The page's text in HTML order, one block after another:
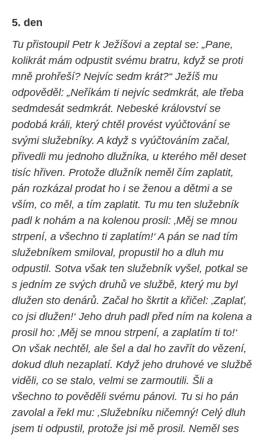
5. den
Tu přistoupil Petr k Ježíšovi a zeptal se: „Pane,
kolikrát mám odpustit svému bratru, když se proti
mně prohřeší? Nejvíc sedm krát?“ Ježíš mu
odpověděl: „Neříkám ti nejvíc sedmkrát, ale třeba
sedmdesát sedmkrát. Nebeské království se
podobá králi, který chtěl provést vyúčtování se
svými služebníky. A když s vyúčtováním začal,
přivedli mu jednoho dlužníka, u kterého měl deset
tisíc hřiven. Protože dlužník neměl čím zaplatit,
pán rozkázal prodat ho i se ženou a dětmi a se
vším, co měl, a tím zaplatit. Tu mu ten služebník
padl k nohám a na kolenou prosil: ‚Měj se mnou
strpení, a všechno ti zaplatím!‘ A pán se nad tím
služebníkem smiloval, propustil ho a dluh mu
odpustil. Sotva však ten služebník vyšel, potkal se
s jedním ze svých druhů ve službě, který mu byl
dlužen sto denárů. Začal ho škrtit a křičel: ‚Zaplať,
co jsi dlužen!‘ Jeho druh padl před ním na kolena a
prosil ho: ‚Měj se mnou strpení, a zaplatím ti to!‘
On však nechtěl, ale šel a dal ho zavřít do vězení,
dokud dluh nezaplatí. Když jeho druhové ve službě
viděli, co se stalo, velmi se zarmoutili. Šli a
všechno to pověděli svému pánovi. Tu si ho pán
zavolal a řekl mu: ‚Služebníku ničemný! Celý dluh
jsem ti odpustil, protože jsi mě prosil. Neměl ses